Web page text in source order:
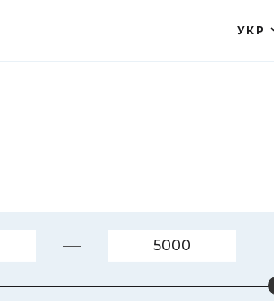
УКР